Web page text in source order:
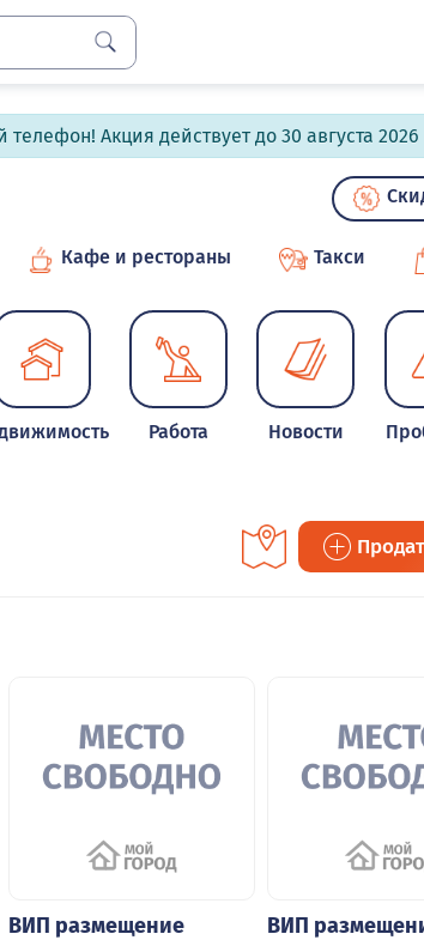
Акция действует до 30 августа 2026
Кафе и рестораны Такси
Работа Новости
ВИП размещение ВИП